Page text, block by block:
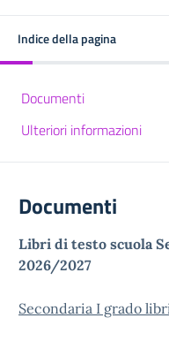
Indice della pagina
Documenti
Ulteriori informazioni
Documenti
Libri di testo scuola
2026/2027
Secondaria I grado